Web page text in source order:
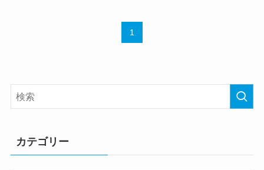
1
カテゴリー